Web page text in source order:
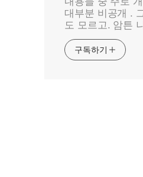
대부분 비공개 .
도 모르고. 암튼
구독하기